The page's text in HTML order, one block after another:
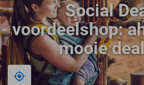
Ontdek 15.000+ deals
Social
voordeelshop:
mooie
Bij mij in de buurt